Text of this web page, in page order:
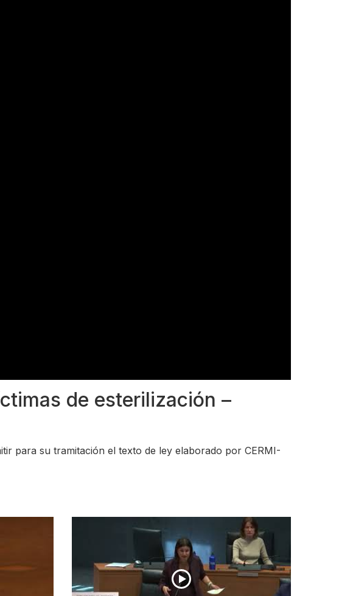
de esterilización –
para su tramitación el texto de ley elaborado por CERMI-